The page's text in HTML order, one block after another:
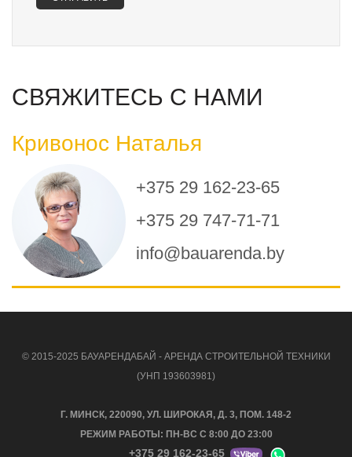
СВЯЖИТЕСЬ С НАМИ
Кривонос Наталья
+375 29 162-23-65
+375 29 747-71-71
info@bauarenda.by
© 2015-2025 БАУАРЕНДАБАЙ - АРЕНДА СТРОИТЕЛЬНОЙ ТЕХНИКИ
(УНП 193603981)
Г. МИНСК, 220090, УЛ. ШИРОКАЯ, Д. 3, ПОМ. 148-2
РЕЖИМ РАБОТЫ: ПН-ВС С 8:00 ДО 23:00
+375 29 162-23-65